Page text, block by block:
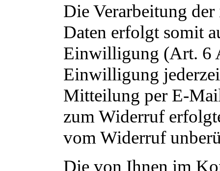
Die Verarbeitung
Daten erfolgt somit
Einwilligung (Art. 6
Einwilligung
Mitteilung per E-
zum Widerruf
vom Widerruf
Die von Ihnen im